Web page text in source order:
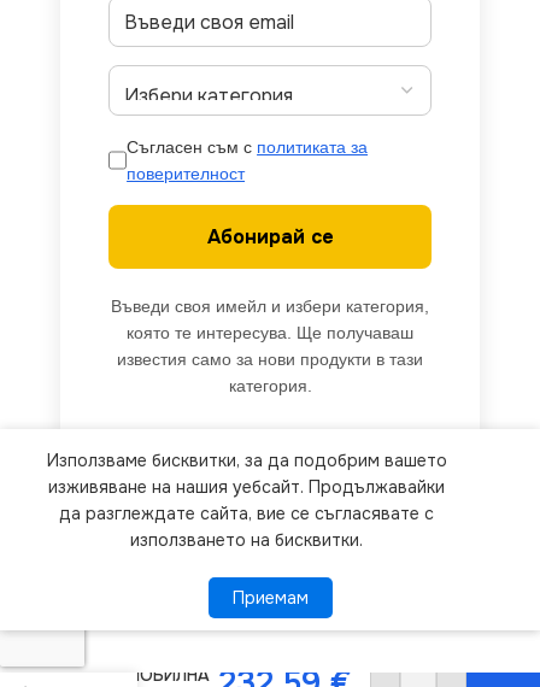
Съгласен съм с политиката за
поверителност
Абонирай се
Въведи своя имейл и избери категория,
която те интересува. Ще получаваш
известия само за нови продукти в тази
категория.
We use cookies to improve your experience on our
website. By browsing this website, you agree to
our use of cookies.
ПОВЕЧЕ ИНФОРМАЦИЯ
Osram
АВТОМОБИЛНА
Използваме бисквитки, за да подобрим вашето
изживяване на нашия уебсайт. Продължавайки
да разглеждате сайта, вие се съгласявате с
използването на бисквитки.
Приемам